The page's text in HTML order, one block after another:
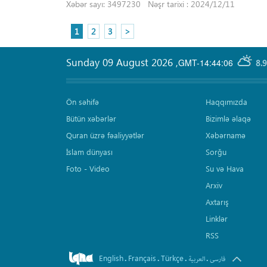
Xəbər sayı: 3497230 Nəşr tarixi : 2024/12/11
1 2 3 >
GMT-14:44:06
Sunday 09 August 2026 ,
Ön səhifə
Bütün xəbərlər
Quran üzrə fəaliyyətlər
İslam dünyası
Foto - Video
Haqqımızda
Bizimlə əlaqə
Xəbərnamə
Sorğu
Su və Hava
Arxiv
Axtarış
Linklər
RSS
English. Français.Türkçe. العربیة.فارسی